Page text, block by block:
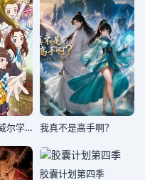
女学,圣女斯克威尔学院 我真不是高手啊？
胶囊计划第四季